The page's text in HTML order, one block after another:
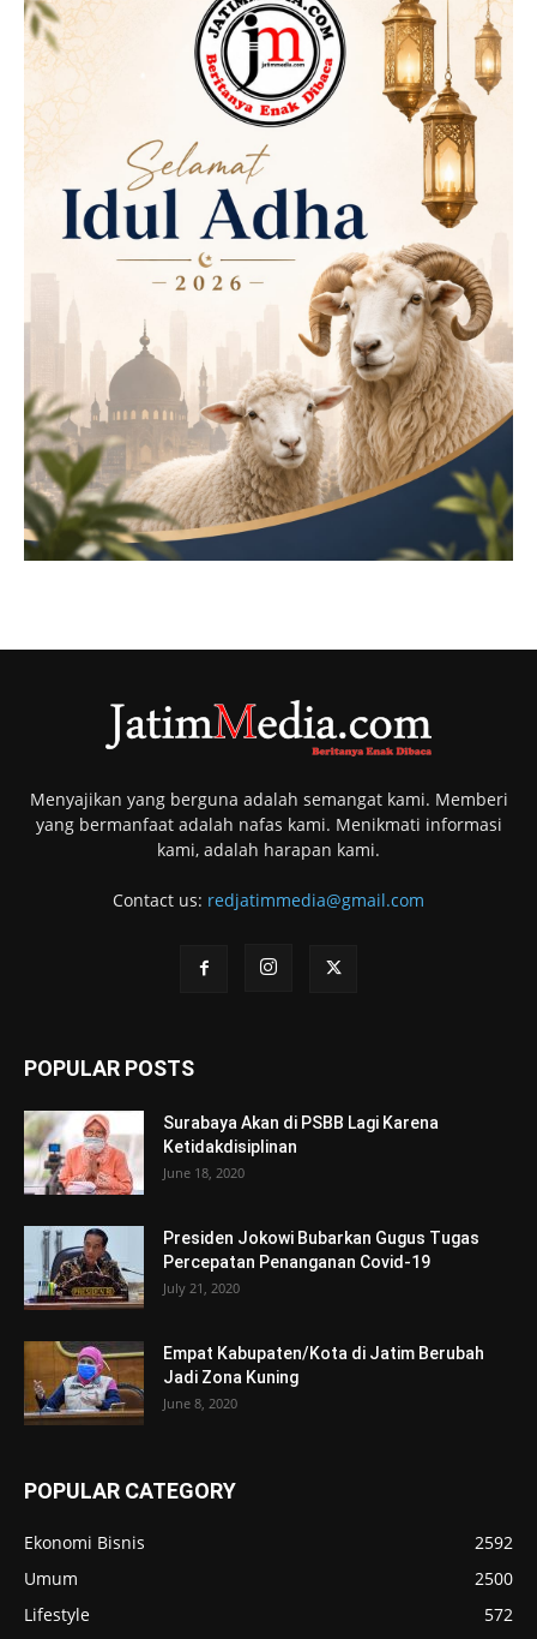
Menyajikan yang berguna adalah semangat kami. Memberi
yang bermanfaat adalah nafas kami. Menikmati informasi
kami, adalah harapan kami.
Contact us: redjatimmedia@gmail.com
POPULAR POSTS
Surabaya Akan di PSBB Lagi Karena
Ketidakdisiplinan
June 18, 2020
Presiden Jokowi Bubarkan Gugus Tugas
Percepatan Penanganan Covid-19
July 21, 2020
Empat Kabupaten/Kota di Jatim Berubah
Jadi Zona Kuning
June 8, 2020
POPULAR CATEGORY
Ekonomi Bisnis
2592
Umum
2500
Lifestyle
572